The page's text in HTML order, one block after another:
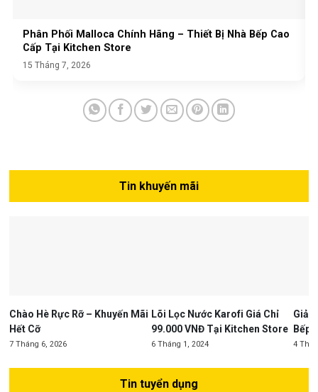
Phân Phối Malloca Chính Hãng – Thiết Bị Nhà Bếp Cao
Cấp Tại Kitchen Store
15 Tháng 7, 2026
Tin khuyến mãi
Chào Hè Rực Rỡ – Khuyến Mãi
Hết Cỡ
7 Tháng 6, 2026
Lõi Lọc Nước Karofi Giá Chỉ
99.000 VNĐ Tại Kitchen Store
6 Tháng 1, 2024
Bếp
4
Tin tuyển dụng